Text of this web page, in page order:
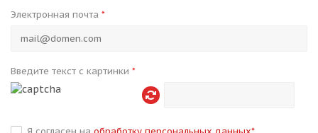
Электронная почта *
Введите текст с картинки *